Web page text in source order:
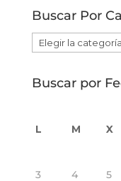
Buscar Por
Buscar
Categorías
Buscar por
L M X
3
4 5